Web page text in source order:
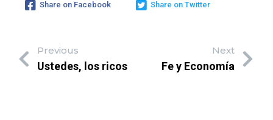
Share on Facebook Share on Twitter
Previous
Ustedes, los ricos
Next
Fe y Economía